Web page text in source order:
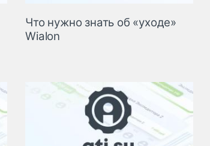
Что нужно знать об «уходе»
Wialon